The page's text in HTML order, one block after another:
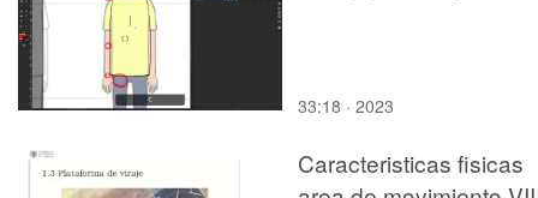
33:18 · 2023
Caracteristicas fisicas